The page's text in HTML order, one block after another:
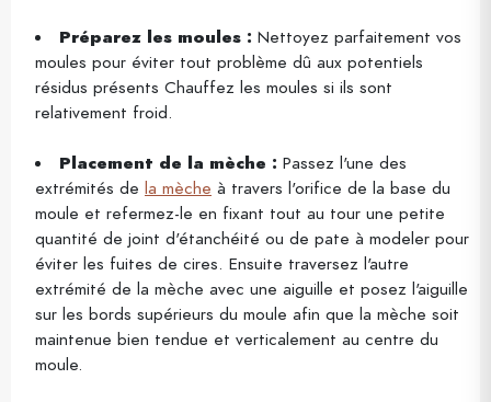
Préparez les moules : Nettoyez parfaitement vos
moules pour éviter tout problème dû aux potentiels
résidus présents Chauffez les moules si ils sont
relativement froid.
Placement de la mèche : Passez l'une des
extrémités de la mèche à travers l'orifice de la base du
moule et refermez-le en fixant tout au tour une petite
quantité de joint d'étanchéité ou de pate à modeler pour
éviter les fuites de cires. Ensuite traversez l'autre
extrémité de la mèche avec une aiguille et posez l'aiguille
sur les bords supérieurs du moule afin que la mèche soit
maintenue bien tendue et verticalement au centre du
moule.